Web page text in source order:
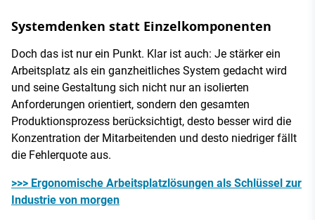
Systemdenken statt Einzelkomponenten
Doch das ist nur ein Punkt. Klar ist auch: Je stärker ein
Arbeitsplatz als ein ganzheitliches System gedacht wird
und seine Gestaltung sich nicht nur an isolierten
Anforderungen orientiert, sondern den gesamten
Produktionsprozess berücksichtigt, desto besser wird die
Konzentration der Mitarbeitenden und desto niedriger fällt
die Fehlerquote aus.
>>> Ergonomische Arbeitsplatzlösungen als Schlüssel zur
Industrie von morgen